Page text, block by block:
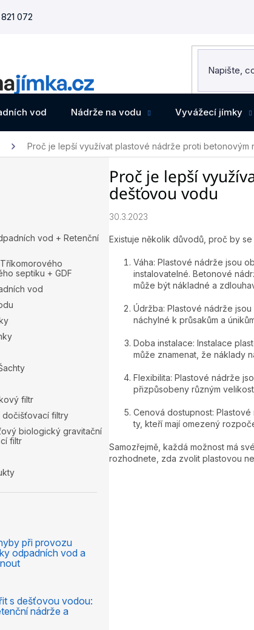
072
vod Nádrže na vodu Vyvážecí jímky
Proč je lepší využívat plastové nádrže proti betonovým
vod + Retenční
septiku + GDF
vod
filtr
dočišťovací filtry
biologický gravitační
filtr
při provozu
odpadních vod a
s dešťovou vodou:
nádrže a
Proč je lepší
dešťovou vodu
30.3.2023
Existuje několik důvodů, proč by
Váha: Plastové nádrže jsou
instalovatelné. Betonové
může být nákladné a
Údržba: Plastové nádrže
náchylné k průsakům a
Doba instalace: Instalace
může znamenat, že náklady
Flexibilita: Plastové nádrže
přizpůsobeny různým
Cenová dostupnost:
ty, kteří mají omezený
Samozřejmě, každá možnost má
rozhodnete, zda zvolit plastovou